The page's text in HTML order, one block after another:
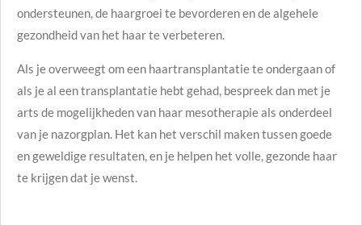
ondersteunen, de haargroei te bevorderen en de algehele
gezondheid van het haar te verbeteren.
Als je overweegt om een haartransplantatie te ondergaan of
als je al een transplantatie hebt gehad, bespreek dan met je
arts de mogelijkheden van haar mesotherapie als onderdeel
van je nazorgplan. Het kan het verschil maken tussen goede
en geweldige resultaten, en je helpen het volle, gezonde haar
te krijgen dat je wenst.